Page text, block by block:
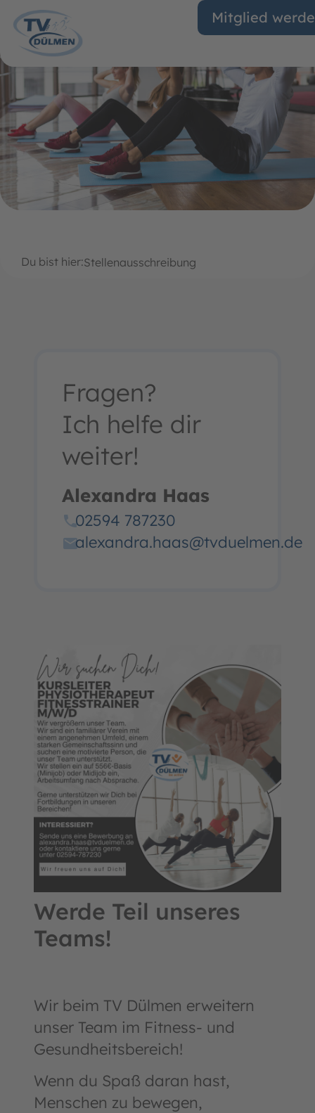
Mitglied
Du bist hier:Stellenausschreibung
Werde Teil unseres
Teams!
Wir beim TV Dülmen erweitern
unser Team im Fitness- und
Gesundheitsbereich!
Wenn du Spaß daran hast,
Menschen zu bewegen,
Fragen?
Ich helfe dir
weiter!
Alexandra Haas
02594 787230
alexandra.haas@tvduelmen.de